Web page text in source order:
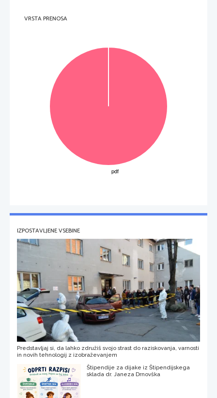
VRSTA PRENOSA
IZPOSTAVLJENE VSEBINE
Predstavljaj si, da lahko združiš svojo strast do raziskovanja, varnosti
in novih tehnologij z izobraževanjem
Štipendije za dijake iz Štipendijskega
sklada dr. Janeza Drnovška